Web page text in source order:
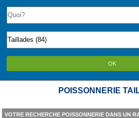
OK
POISSONNERIE
VOTRE RECHERCHE POISSONNERIE DANS UN